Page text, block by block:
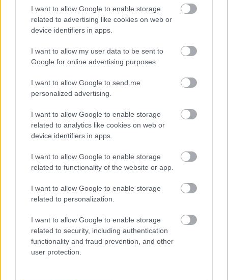
I want to allow Google to enable storage
related to advertising like cookies on web or
device identifiers in apps.
I want to allow my user data to be sent to
Google for online advertising purposes.
I want to allow Google to send me
personalized advertising.
I want to allow Google to enable storage
related to analytics like cookies on web or
device identifiers in apps.
I want to allow Google to enable storage
related to functionality of the website or app.
I want to allow Google to enable storage
related to personalization.
I want to allow Google to enable storage
related to security, including authentication
functionality and fraud prevention, and other
user protection.
BEST OF INTERNET